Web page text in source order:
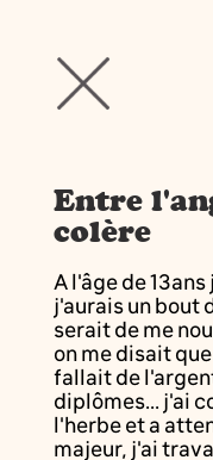
Entre
colère
A l'âge de
j'aurais un bout
serait de me
on me disait
fallait de
diplômes... j'ai
l'herbe et a
majeur, j'ai